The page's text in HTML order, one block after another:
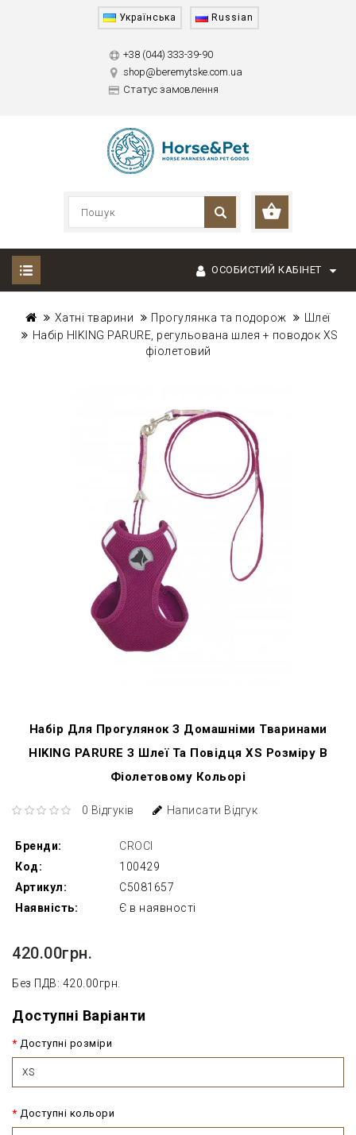
Українська Russian
+38 (044) 333-39-90
shop@beremytske.com.ua
Статус замовлення
ОСОБИСТИЙ КАБІНЕТ
Хатні тварини Прогулянка та подорож
Шлеї
Набір HIKING PARURE, регульована шлея + поводок XS
фіолетовий
Набір Для Прогулянок З Домашніми Тваринами
HIKING PARURE З Шлеї Та Повідця XS Розміру В
Фіолетовому Кольорі
0 Відгуків Написати Відгук
Бренди:
CROCI
Код:
100429
Артикул:
C5081657
Наявність:
Є в наявності
420.00грн.
Без ПДВ: 420.00грн.
Доступні Варіанти
Доступні розміри
XS
Доступні кольори